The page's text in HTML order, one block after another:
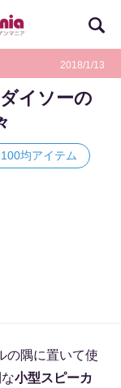
2018/1/13
イソーの
均アイテム
の隅に置いて使
小型スピーカ